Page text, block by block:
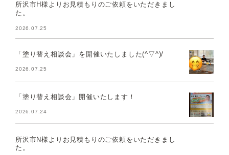
所沢市H様よりお見積もりのご依頼をいただきまし
た。
2026.07.25
「塗り替え相談会」を開催いたしました(^▽^)/
2026.07.25
「塗り替え相談会」開催いたします！
2026.07.24
所沢市N様よりお見積もりのご依頼をいただきまし
た。